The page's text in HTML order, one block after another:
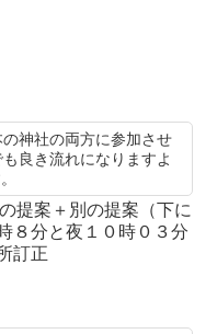
神社の両方に参加させ
良き流れになりますよ
提案＋別の提案（下に
分と夜１０時０３分
訂正